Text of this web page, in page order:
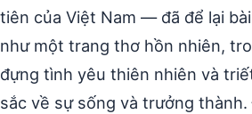
tiên của Việt Nam — đã để lại
như một trang thơ hồn nhiên,
đựng tình yêu thiên nhiên và
sắc về sự sống và trưởng